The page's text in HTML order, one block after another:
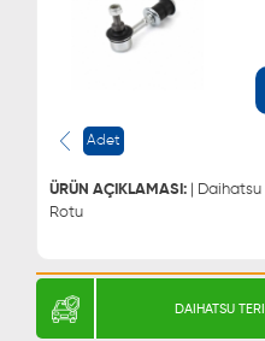
Adet
ÜRÜN AÇIKLAMASI:
Rotu
0543 329 21 55
DAIHATSU